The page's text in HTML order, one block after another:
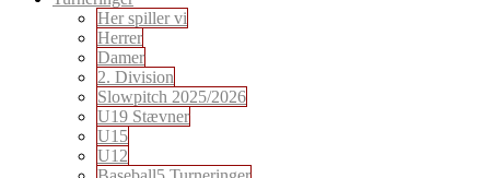
Her spiller vi
Herrer
Damer
2. Division
Slowpitch 2025/2026
U19 Stævner
U15
U12